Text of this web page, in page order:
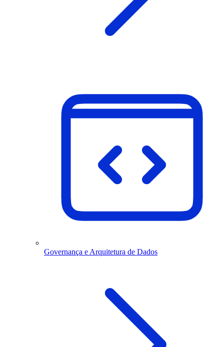
Governança e Arquitetura de Dados